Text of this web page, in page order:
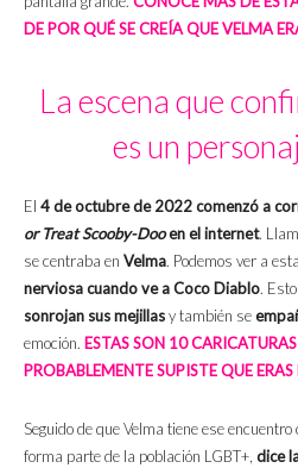
DE POR QUÉ SE CREÍA QUE VELMA
La escena que
es un
El 4 de octubre de 2022 comenzó a
or Treat Scooby-Dooen el internet.
se centraba en Velma. Podemos ver a
nerviosa cuando ve a Coco Diablo.
sonrojan sus mejillasy también se
emoción. ESTAS SON 10
PROBABLEMENTE SUPISTE QUE ERAS
Seguido de que Velma tiene ese
forma parte de la población LGBT+, dice